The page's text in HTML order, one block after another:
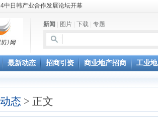
”赋能高质量发展
混料智能制造项目顺利通过验收
冬日“秋景”
息
酒 畅享节今晚启幕
览会在浙江杭州开幕
扑灰年画
新闻 图片 下载 专题
最新动态 招商引资 商业地产招商 工业
态 > 正文